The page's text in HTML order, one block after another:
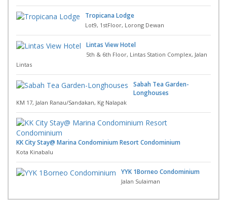
Tropicana Lodge
Lot9, 1stFloor, Lorong Dewan
Lintas View Hotel
5th & 6th Floor, Lintas Station Complex, Jalan
Lintas
Sabah Tea Garden-
Longhouses
KM 17, Jalan Ranau/Sandakan, Kg Nalapak
KK City Stay@ Marina Condominium Resort Condominium
Kota Kinabalu
YYK 1Borneo Condominium
Jalan Sulaiman